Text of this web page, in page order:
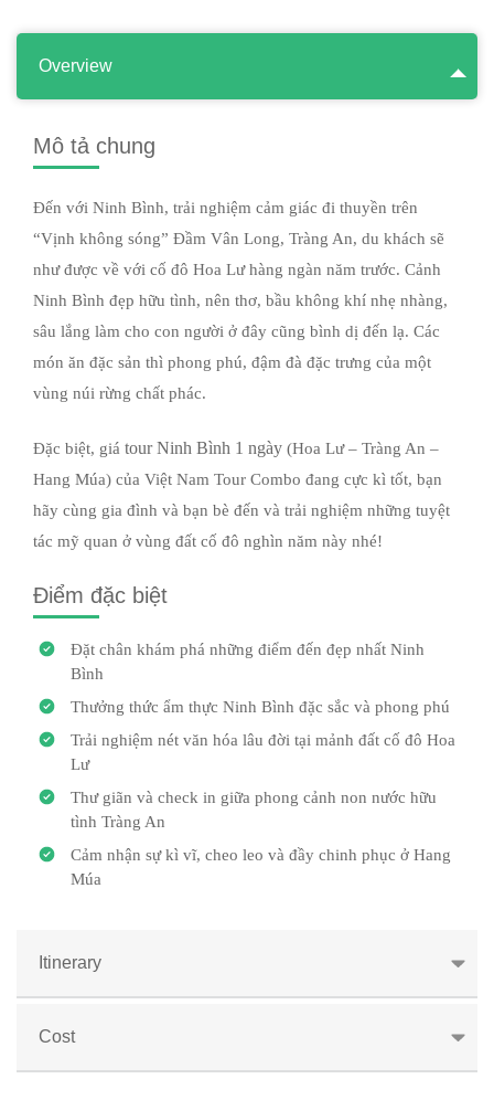
Overview
Mô tả chung
Đến với Ninh Bình, trải nghiệm cảm giác đi thuyền trên
“Vịnh không sóng” Đầm Vân Long, Tràng An, du khách sẽ
như được về với cố đô Hoa Lư hàng ngàn năm trước. Cảnh
Ninh Bình đẹp hữu tình, nên thơ, bầu không khí nhẹ nhàng,
sâu lắng làm cho con người ở đây cũng bình dị đến lạ. Các
món ăn đặc sản thì phong phú, đậm đà đặc trưng của một
vùng núi rừng chất phác.
Đặc biệt, giá tour Ninh Bình 1 ngày (Hoa Lư – Tràng An –
Hang Múa) của Việt Nam Tour Combo đang cực kì tốt, bạn
hãy cùng gia đình và bạn bè đến và trải nghiệm những tuyệt
tác mỹ quan ở vùng đất cố đô nghìn năm này nhé!
Điểm đặc biệt
Đặt chân khám phá những điểm đến đẹp nhất Ninh
Bình
Thưởng thức ẩm thực Ninh Bình đặc sắc và phong phú
Trải nghiệm nét văn hóa lâu đời tại mảnh đất cố đô Hoa
Lư
Thư giãn và check in giữa phong cảnh non nước hữu
tình Tràng An
Cảm nhận sự kì vĩ, cheo leo và đầy chinh phục ở Hang
Múa
Itinerary
Cost